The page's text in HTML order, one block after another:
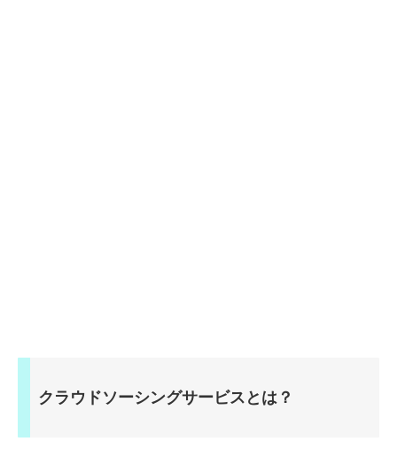
クラウドソーシングサービスとは？